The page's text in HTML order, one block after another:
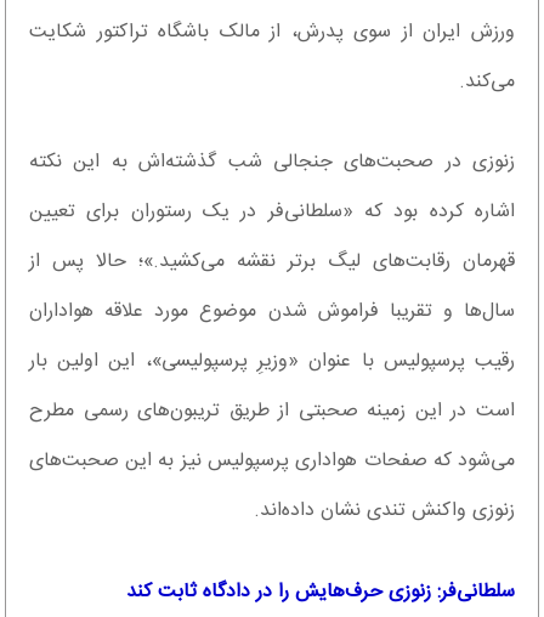
ورزش ایران از سوی پدرش، از مالک باشگاه تراکتور شکایت
می‌کند.
زنوزی در صحبت‌های جنجالی شب گذشته‌اش به این نکته
اشاره کرده بود که «سلطانی‌فر در یک رستوران برای تعیین
قهرمان رقابت‌های لیگ برتر نقشه می‌کشید.»؛ حالا پس از
سال‌ها و تقریبا فراموش شدن موضوع مورد علاقه هواداران
رقیب پرسپولیس با عنوان «وزیرِ پرسپولیسی»، این اولین بار
است در این زمینه صحبتی از طریق تریبون‌های رسمی مطرح
می‌شود که صفحات هواداری پرسپولیس نیز به این صحبت‌های
زنوزی واکنش تندی نشان داده‌اند.
سلطانی‌فر: زنوزی حرف‌هایش را در دادگاه ثابت کند